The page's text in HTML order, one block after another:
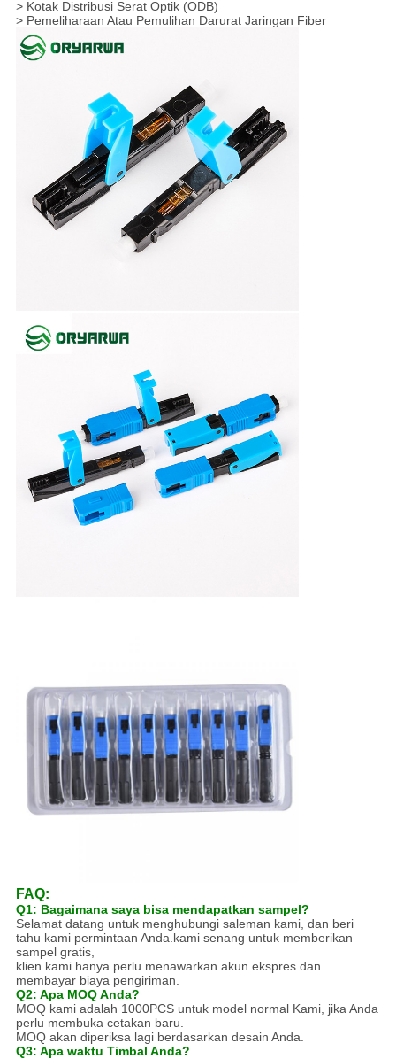
> Kotak Distribusi Serat Optik (ODB)
> Pemeliharaan Atau Pemulihan Darurat Jaringan Fiber
FAQ:
Q1: Bagaimana saya bisa mendapatkan sampel?
Selamat datang untuk menghubungi saleman kami, dan beri
tahu kami permintaan Anda.kami senang untuk memberikan
sampel gratis,
klien kami hanya perlu menawarkan akun ekspres dan
membayar biaya pengiriman.
Q2: Apa MOQ Anda?
MOQ kami adalah 1000PCS untuk model normal Kami, jika Anda
perlu membuka cetakan baru.
MOQ akan diperiksa lagi berdasarkan desain Anda.
Q3: Apa waktu Timbal Anda?